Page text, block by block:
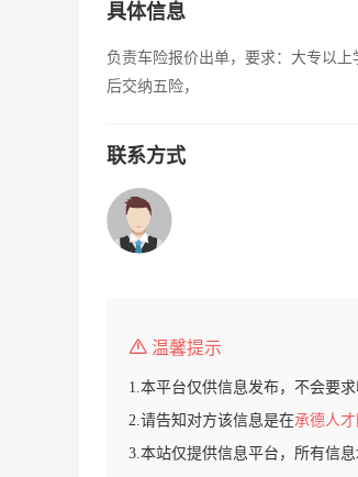
具体信息
负责车险报价出单，要求：大专以
后交纳五险，
联系方式
温馨提示
1.本平台仅供信息发布，不会要
2.请告知对方该信息是在承德人才
3.本站仅提供信息平台，所有信